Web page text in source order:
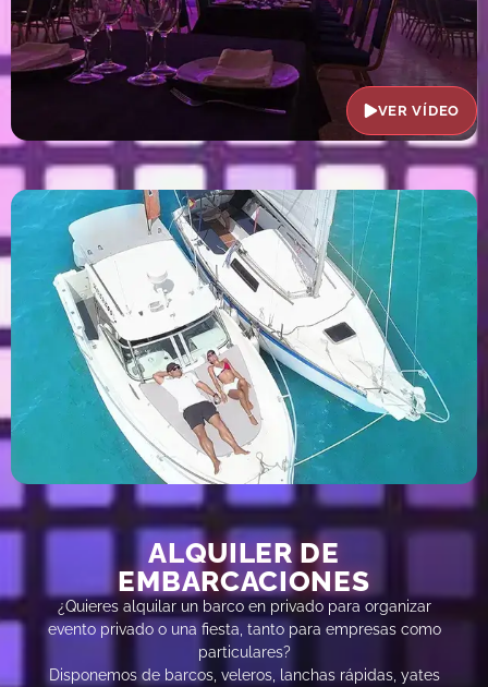
VER VÍDEO
ALQUILER DE
EMBARCACIONES
¿Quieres alquilar un barco en privado para organizar
evento privado o una fiesta, tanto para empresas como
particulares?
Disponemos de barcos, veleros, lanchas rápidas, yates